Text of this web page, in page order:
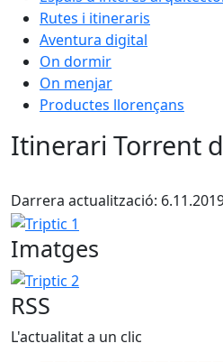
Rutes i itineraris
Aventura digital
On dormir
On menjar
Productes llorençans
Itinerari Torrent
Darrera actualització:
Triptic 1
Imatges
Triptic 2
RSS
L'actualitat a un clic